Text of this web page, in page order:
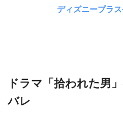
ディズニープラ
ドラマ「拾われた男
バレ